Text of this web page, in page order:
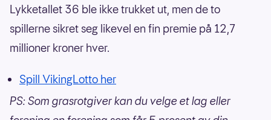
Lykketallet 36 ble ikke trukket ut, men de to
spillerne sikret seg likevel en fin premie på 12,7
millioner kroner hver.
Spill VikingLotto her
PS: Som grasrotgiver kan du velge et lag eller